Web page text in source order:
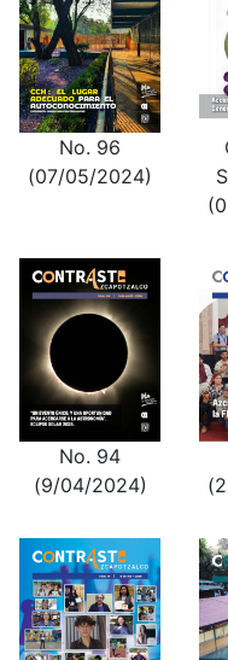
No. 96
(07/05/2024)
No. 94
(9/04/2024)